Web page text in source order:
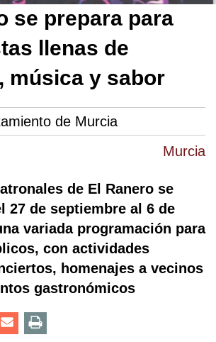
Murcia
se prepara para
llenas de
música y sabor
de Murcia
de El Ranero se
27 de septiembre al 6 de
variada programación para
con actividades
homenajes a vecinos
gastronómicos